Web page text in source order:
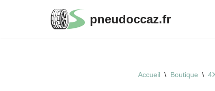
pneudoccaz.fr
Accueil \ Boutique \